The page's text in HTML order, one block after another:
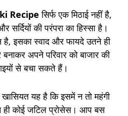
Recipe सिर्फ एक मिठाई नहीं है,
सर्दियों की परंपरा का हिस्सा है।
है, इसका स्वाद और फायदे उतने ही
अपने परिवार को बाजार की
से बचा सकते हैं।
यह है कि इसमें न तो महंगी
ही कोई जटिल प्रोसेस। आप बस